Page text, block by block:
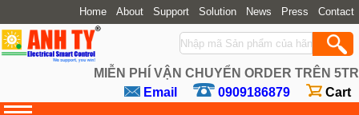
Home About Support Solution News Press Contact
MIỄN PHÍ VẬN CHUYỂN ORDER TRÊN 5TR
Email
0909186879 Cart